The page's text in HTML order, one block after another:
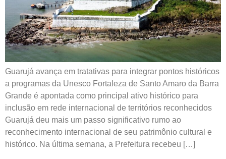
Guarujá avança em tratativas para integrar pontos históricos
a programas da Unesco Fortaleza de Santo Amaro da Barra
Grande é apontada como principal ativo histórico para
inclusão em rede internacional de territórios reconhecidos
Guarujá deu mais um passo significativo rumo ao
reconhecimento internacional de seu patrimônio cultural e
histórico. Na última semana, a Prefeitura recebeu […]